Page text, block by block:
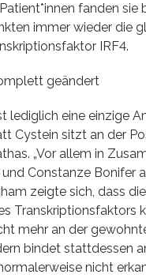
fanden sie
immer wieder die
IRF4.
geändert
lediglich eine einzige
Cystein sitzt an der
„Vor allem in
Constanze Bonifer
zeigte sich, dass
Transkriptionsfaktors
mehr an der
bindet stattdessen
nicht